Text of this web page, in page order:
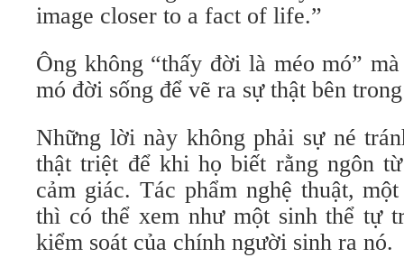
image closer to a fact of life.”
Ông không “thấy đời là méo mó”
mó đời sống để vẽ ra sự thật bên
Những lời này không phải sự né
thật triệt để khi họ biết rằng ngôn
cảm giác. Tác phẩm nghệ thuật,
thì có thể xem như một sinh thể tự
kiểm soát của chính người sinh ra nó.